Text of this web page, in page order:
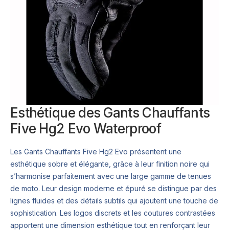
Esthétique des Gants Chauffants
Five Hg2 Evo Waterproof
Les Gants Chauffants Five Hg2 Evo présentent une
esthétique sobre et élégante, grâce à leur finition noire qui
s’harmonise parfaitement avec une large gamme de tenues
de moto. Leur design moderne et épuré se distingue par des
lignes fluides et des détails subtils qui ajoutent une touche de
sophistication. Les logos discrets et les coutures contrastées
apportent une dimension esthétique tout en renforçant leur